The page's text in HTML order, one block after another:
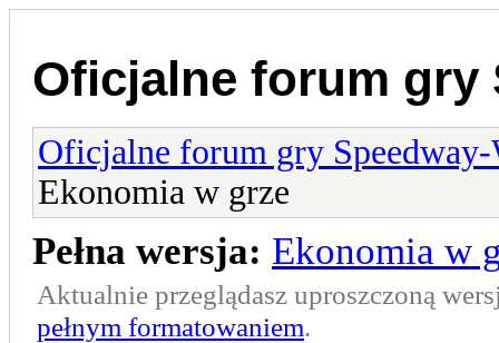
Oficjalne forum gry
Oficjalne forum gry
Ekonomia w grze
Pełna wersja: Ekonomia w
Aktualnie przeglądasz uproszczoną
pełnym formatowaniem.